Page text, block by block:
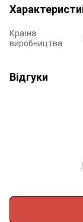
Країна
виробництва
Відгуки